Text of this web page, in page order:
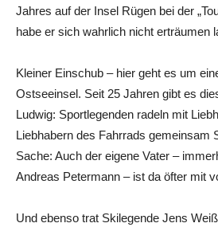
Jahres auf der Insel Rügen bei der
habe er sich wahrlich nicht erträumen
Kleiner Einschub – hier geht es um
Ostseeinsel. Seit 25 Jahren gibt es
Ludwig: Sportlegenden radeln mit
Liebhabern des Fahrrads gemeinsam
Sache: Auch der eigene Vater –
Andreas Petermann – ist da öfter mit
Und ebenso trat Skilegende Jens